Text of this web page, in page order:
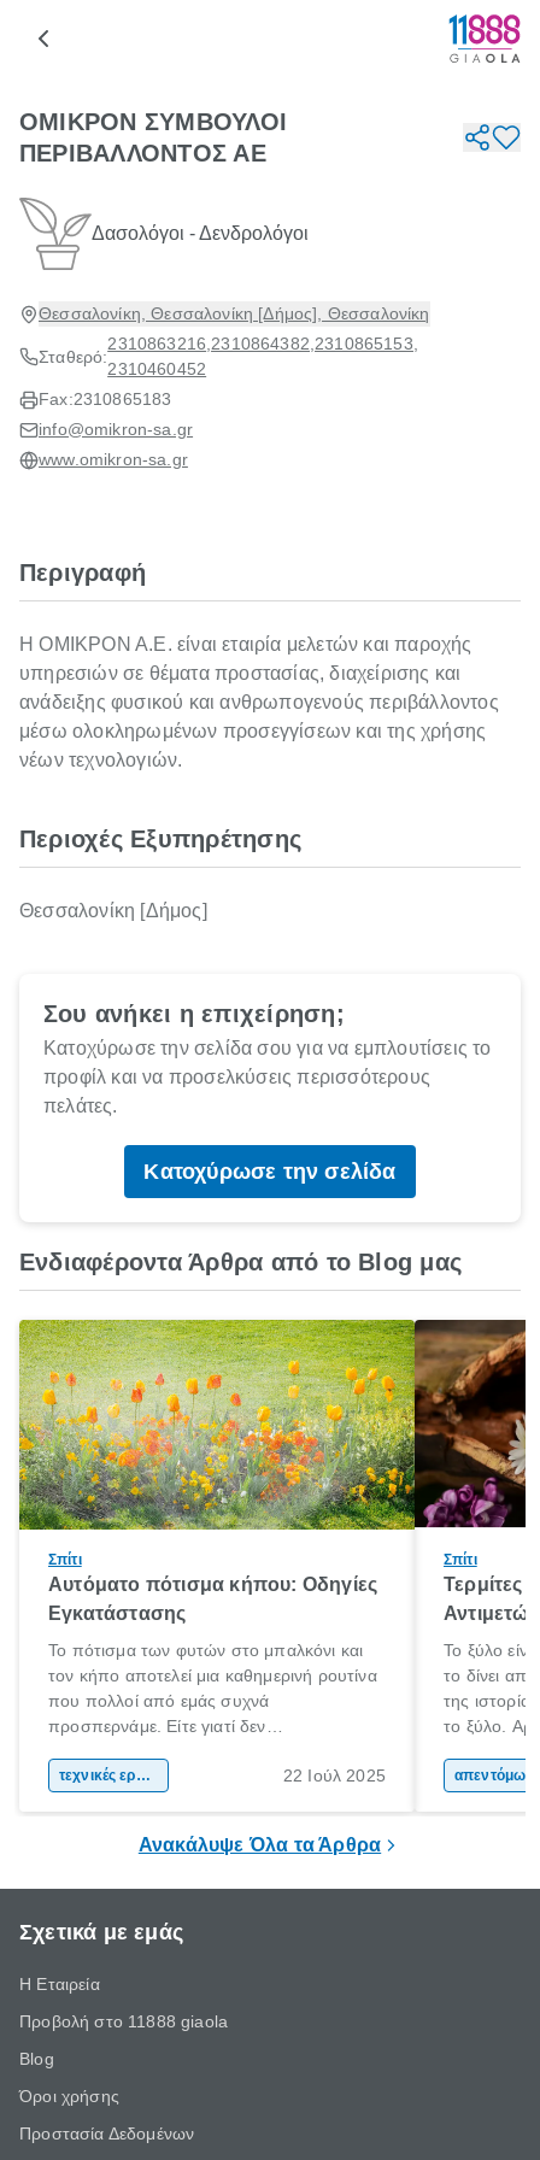
ΟΜΙΚΡΟΝ ΣΥΜΒΟΥΛΟΙ
ΠΕΡΙΒΑΛΛΟΝΤΟΣ ΑΕ
Δασολόγοι - Δενδρολόγοι
Θεσσαλονίκη, Θεσσαλονίκη [Δήμος], Θεσσαλονίκη
Σταθερό:
2310863216 2310864382 2310865153
2310460452
Fax:2310865183
info@omikron-sa.gr
www.omikron-sa.gr
Περιγραφή
Η ΟΜΙΚΡΟΝ Α.Ε. είναι εταιρία μελετών και παροχής
υπηρεσιών σε θέματα προστασίας, διαχείρισης και
ανάδειξης φυσικού και ανθρωπογενούς περιβάλλοντος
μέσω ολοκληρωμένων προσεγγίσεων και της χρήσης
νέων τεχνολογιών.
Περιοχές Εξυπηρέτησης
Θεσσαλονίκη [Δήμος]
Σου ανήκει η επιχείρηση;
Κατοχύρωσε την σελίδα σου για να εμπλουτίσεις το
προφίλ και να προσελκύσεις περισσότερους
πελάτες.
Κατοχύρωσε την σελίδα
Ενδιαφέροντα Άρθρα από το Blog μας
Σπίτι
Αυτόματο πότισμα κήπου: Οδηγίες
Εγκατάστασης
Το πότισμα των φυτών στο μπαλκόνι και
τον κήπο αποτελεί μια καθημερινή ρουτίνα
που πολλοί από εμάς συχνά
προσπερνάμε. Είτε γιατί δεν
Αυτό ωστόσο, έχει πολύ αρνητικές
και μάλιστα, είναι καλό να την λαμβάνουν
τεχνικές εργασίες 22 Ιούλ 2025
Σπίτι
Τερμίτες
Το ξύλο
το δίνει
της
το ξύλο.
και
Ανακάλυψε Όλα τα Άρθρα
Σχετικά με εμάς
Η Εταιρεία
Προβολή στο 11888 giaola
Blog
Όροι χρήσης
Προστασία Δεδομένων